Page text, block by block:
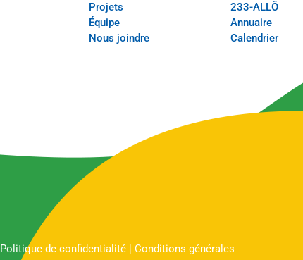
Projets
Équipe
Nous joindre
233-ALLÔ
Annuaire
Calendrier
Politique de confidentialité | Conditions générales